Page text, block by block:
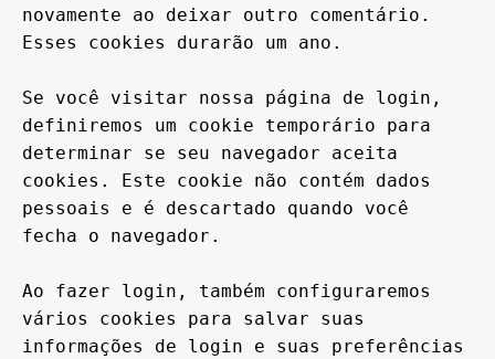
novamente ao deixar outro comentário.
Esses cookies durarão um ano.
Se você visitar nossa página de login,
definiremos um cookie temporário para
determinar se seu navegador aceita
cookies. Este cookie não contém dados
pessoais e é descartado quando você
fecha o navegador.
Ao fazer login, também configuraremos
vários cookies para salvar suas
informações de login e suas preferências